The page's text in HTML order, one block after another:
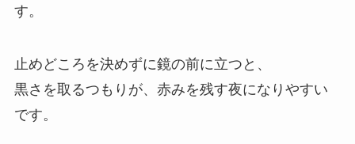
す。
止めどころを決めずに鏡の前に立つと、
黒さを取るつもりが、赤みを残す夜になりやすい
です。